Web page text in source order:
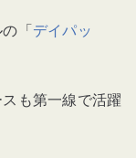
「デイパッ
も第一線で活躍